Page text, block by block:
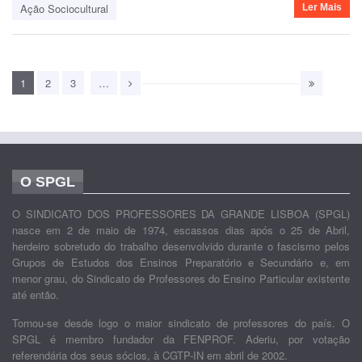
Ação Sociocultural
Ler Mais
1 2 3 …
O SPGL
O SINDICATO DOS PROFESSORES DA GRANDE LISBOA (SPGL)
nasce em 2 de maio de 1974, escassos dias após o 25 de Abril,
herdeiro sobretudo do trabalho desenvolvido durante o fascismo pelos
Grupos de Estudos dos Ensinos Preparatório e Secundário e, em
menor grau, do Sindicato de Professores do Ensino Particular existente
até então.
Tornou-se desde logo o maior sindicato de professores do país. O
SPGL é membro fundador da FENPROF. Aderiu, por votação
referendária dos seus sócios, à CGTP-IN em abril de 2002.